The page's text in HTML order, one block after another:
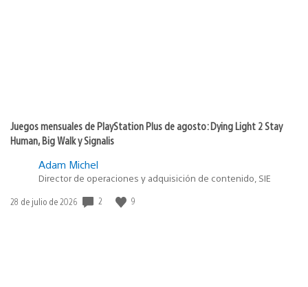
Juegos mensuales de PlayStation Plus de agosto: Dying Light 2 Stay
Human, Big Walk y Signalis
Adam Michel
Director de operaciones y adquisición de contenido, SIE
Fecha
28 de julio de 2026 2 9